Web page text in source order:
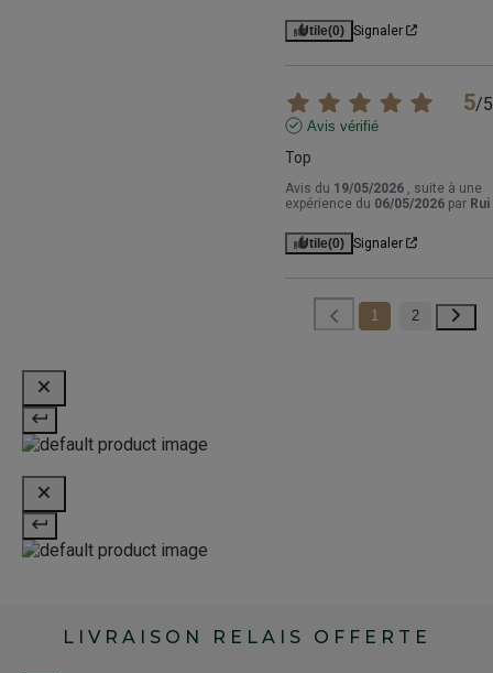
Utile(0) Signaler
5/5
Avis vérifié
Top
Avis du 19/05/2026 , suite à une
expérience du 06/05/2026 par
Utile(0) Signaler
1 2
LIVRAISON RELAIS OFFERTE